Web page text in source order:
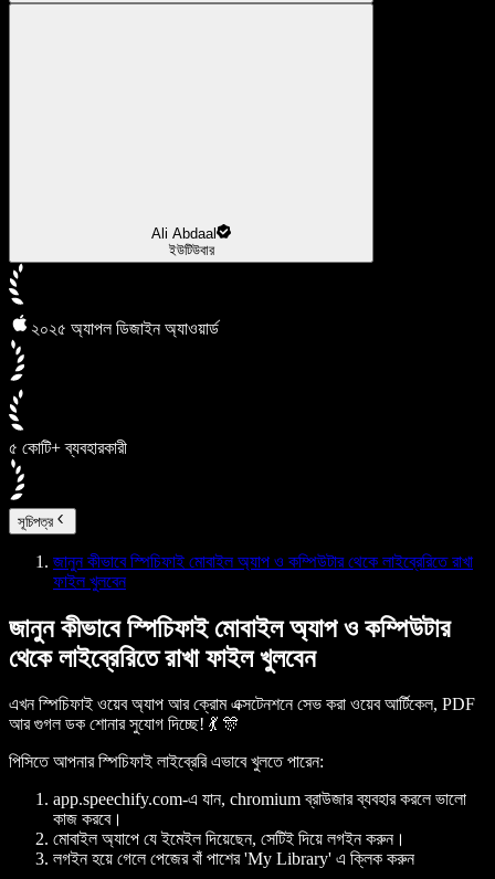
Ali Abdaal
ইউটিউবার
২০২৫ অ্যাপল ডিজাইন অ্যাওয়ার্ড
৫ কোটি+ ব্যবহারকারী
সূচিপত্র
জানুন কীভাবে স্পিচিফাই মোবাইল অ্যাপ ও কম্পিউটার থেকে লাইব্রেরিতে রাখা
ফাইল খুলবেন
জানুন কীভাবে স্পিচিফাই মোবাইল অ্যাপ ও কম্পিউটার
থেকে লাইব্রেরিতে রাখা ফাইল খুলবেন
এখন স্পিচিফাই ওয়েব অ্যাপ আর ক্রোম এক্সটেনশনে সেভ করা ওয়েব আর্টিকেল, PDF
আর গুগল ডক শোনার সুযোগ দিচ্ছে! 💃 🎊
পিসিতে আপনার স্পিচিফাই লাইব্রেরি এভাবে খুলতে পারেন:
app.speechify.com-এ যান, chromium ব্রাউজার ব্যবহার করলে ভালো
কাজ করবে।
মোবাইল অ্যাপে যে ইমেইল দিয়েছেন, সেটিই দিয়ে লগইন করুন।
লগইন হয়ে গেলে পেজের বাঁ পাশের 'My Library' এ ক্লিক করুন